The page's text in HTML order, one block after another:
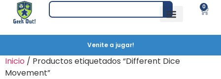
0
Venite a jugar!
Inicio / Productos etiquetados “Different Dice
Movement”